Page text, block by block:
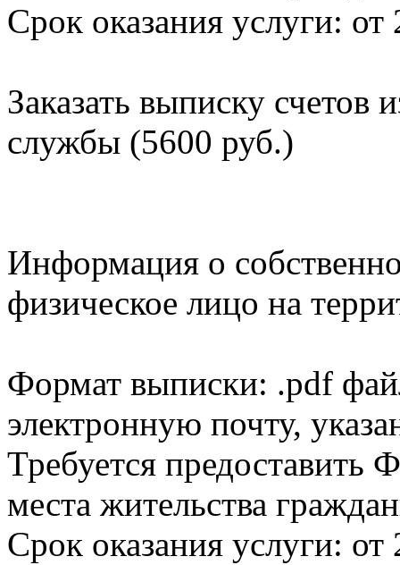
Срок оказания услуги: от
Заказать выписку счетов
службы (5600 руб.)
Информация о
физическое лицо на
Формат выписки: .pdf
электронную почту,
Требуется
места жительства
Срок оказания услуги: от